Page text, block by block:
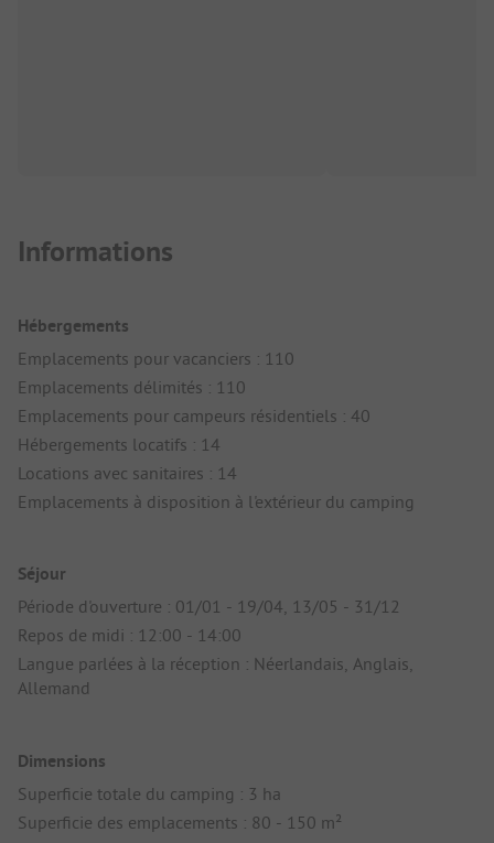
Informations
Hébergements
Emplacements pour vacanciers : 110
Emplacements délimités : 110
Emplacements pour campeurs résidentiels : 40
Hébergements locatifs : 14
Locations avec sanitaires : 14
Emplacements à disposition à l'extérieur du camping
Séjour
Période d'ouverture : 01/01 - 19/04, 13/05 - 31/12
Repos de midi : 12:00 - 14:00
Langue parlées à la réception : Néerlandais, Anglais,
Allemand
Dimensions
Superficie totale du camping : 3 ha
Superficie des emplacements : 80 - 150 m²